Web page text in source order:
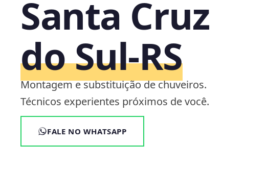
Santa Cruz
do Sul‑RS
Montagem e substituição de chuveiros.
Técnicos experientes próximos de você.
FALE NO WHATSAPP